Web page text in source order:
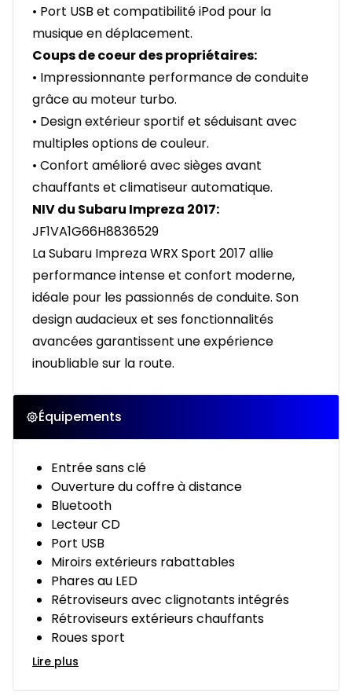
• Port USB et compatibilité iPod pour la
musique en déplacement.
Coups de coeur des propriétaires:
• Impressionnante performance de conduite
grâce au moteur turbo.
• Design extérieur sportif et séduisant avec
multiples options de couleur.
• Confort amélioré avec sièges avant
chauffants et climatiseur automatique.
NIV du Subaru Impreza 2017:
JF1VA1G66H8836529
La Subaru Impreza WRX Sport 2017 allie
performance intense et confort moderne,
idéale pour les passionnés de conduite. Son
design audacieux et ses fonctionnalités
avancées garantissent une expérience
inoubliable sur la route.
Équipements
Entrée sans clé
Ouverture du coffre à distance
Bluetooth
Lecteur CD
Port USB
Miroirs extérieurs rabattables
Phares au LED
Rétroviseurs avec clignotants intégrés
Rétroviseurs extérieurs chauffants
Roues sport
Lire plus